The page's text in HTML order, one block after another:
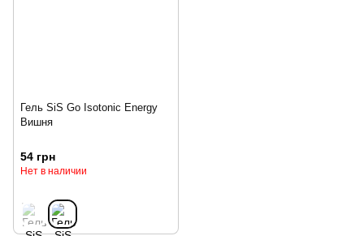
Гель SiS Go Isotonic Energy
Вишня
54 грн
Нет в наличии